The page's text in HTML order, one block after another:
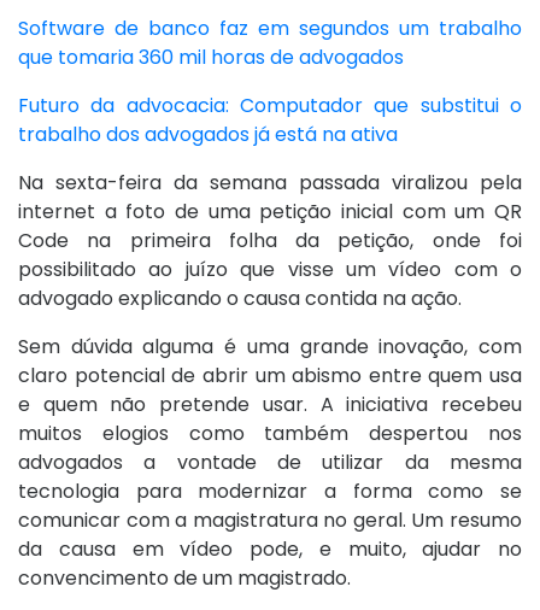
Software de banco faz em segundos um trabalho
que tomaria 360 mil horas de advogados
Futuro da advocacia: Computador que substitui o
trabalho dos advogados já está na ativa
Na sexta-feira da semana passada viralizou pela
internet a foto de uma petição inicial com um QR
Code na primeira folha da petição, onde foi
possibilitado ao juízo que visse um vídeo com o
advogado explicando o causa contida na ação.
Sem dúvida alguma é uma grande inovação, com
claro potencial de abrir um abismo entre quem usa
e quem não pretende usar. A iniciativa recebeu
muitos elogios como também despertou nos
advogados a vontade de utilizar da mesma
tecnologia para modernizar a forma como se
comunicar com a magistratura no geral. Um resumo
da causa em vídeo pode, e muito, ajudar no
convencimento de um magistrado.